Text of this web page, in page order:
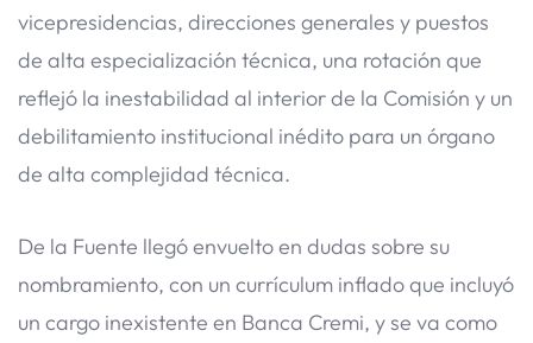
vicepresidencias, direcciones generales y puestos
de alta especialización técnica, una rotación que
reflejó la inestabilidad al interior de la Comisión y un
debilitamiento institucional inédito para un órgano
de alta complejidad técnica.
De la Fuente llegó envuelto en dudas sobre su
nombramiento, con un currículum inflado que incluyó
un cargo inexistente en Banca Cremi, y se va como